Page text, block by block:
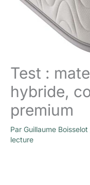
Test :
hybride,
premium
Par Guillaume Boisselot
lecture